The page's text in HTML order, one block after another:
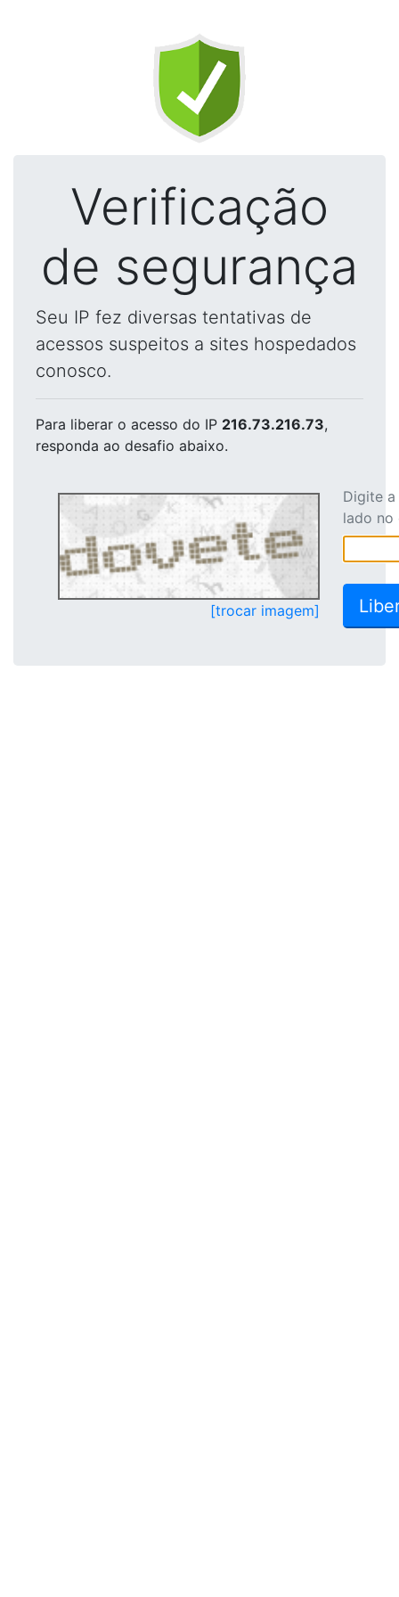
Verificação
de segurança
Seu IP fez diversas tentativas de
acessos suspeitos a sites hospedados
conosco.
Para liberar o acesso do IP 216.73.216.73,
responda ao desafio abaixo.
[trocar imagem]
Digite
lado no